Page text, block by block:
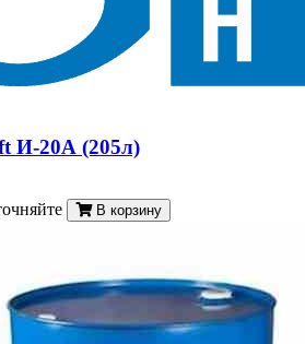
И-20А (205л)
В корзину